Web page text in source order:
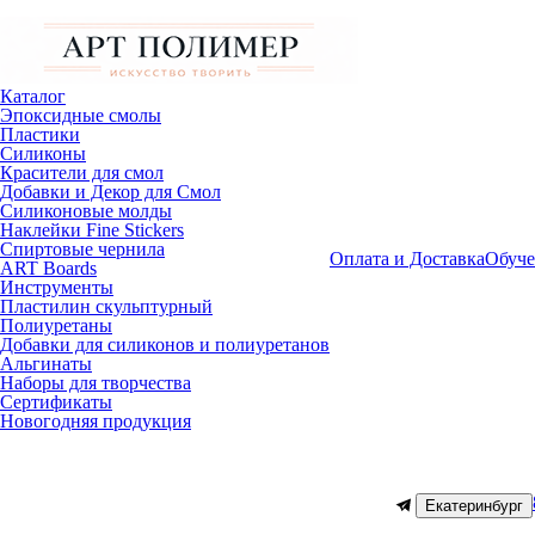
Каталог
Эпоксидные смолы
Пластики
Силиконы
Красители для смол
Добавки и Декор для Смол
Силиконовые молды
Наклейки Fine Stickers
Спиртовые чернила
ART Boards
Инструменты
Пластилин скульптурный
Полиуретаны
Добавки для силиконов и полиуретанов
Альгинаты
Наборы для творчества
Сертификаты
Новогодняя продукция
Оплата и Доставка
Екатеринбург